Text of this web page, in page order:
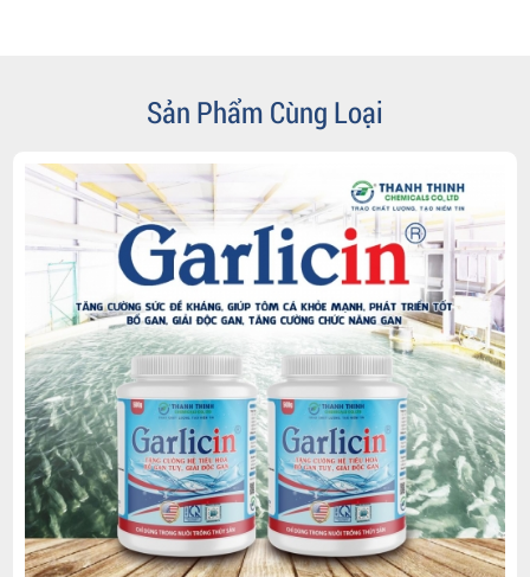
Sản Phẩm Cùng Loại